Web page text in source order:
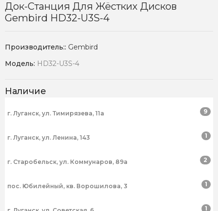
Док-Станция Для Жёстких Дисков
Gembird HD32-U3S-4
Производитель:: Gembird
Модель: HD32-U3S-4
Наличие
г. Луганск, ул. Тимирязева, 11а 9
г. Луганск, ул. Ленина, 143 1
г. Старобельск, ул. Коммунаров, 89а 2
пос. Юбилейный, кв. Ворошилова, 3 1
1